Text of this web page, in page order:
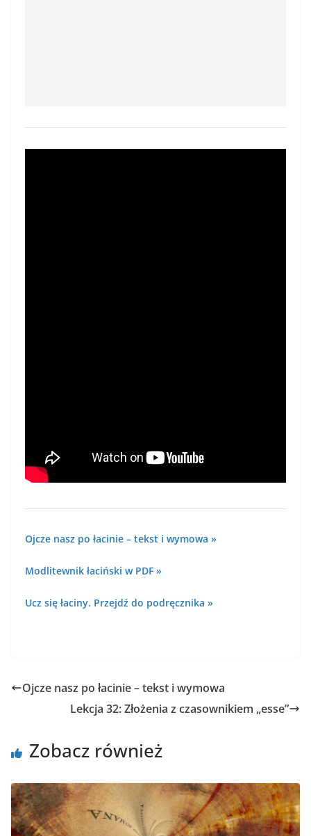
Ojcze nasz po łacinie – tekst i wymowa »
Modlitewnik łaciński w PDF »
Ucz się łaciny. Przejdź do podręcznika »
Ojcze nasz po łacinie – tekst i wymowa
Lekcja 32: Złożenia z czasownikiem „esse”
Zobacz również